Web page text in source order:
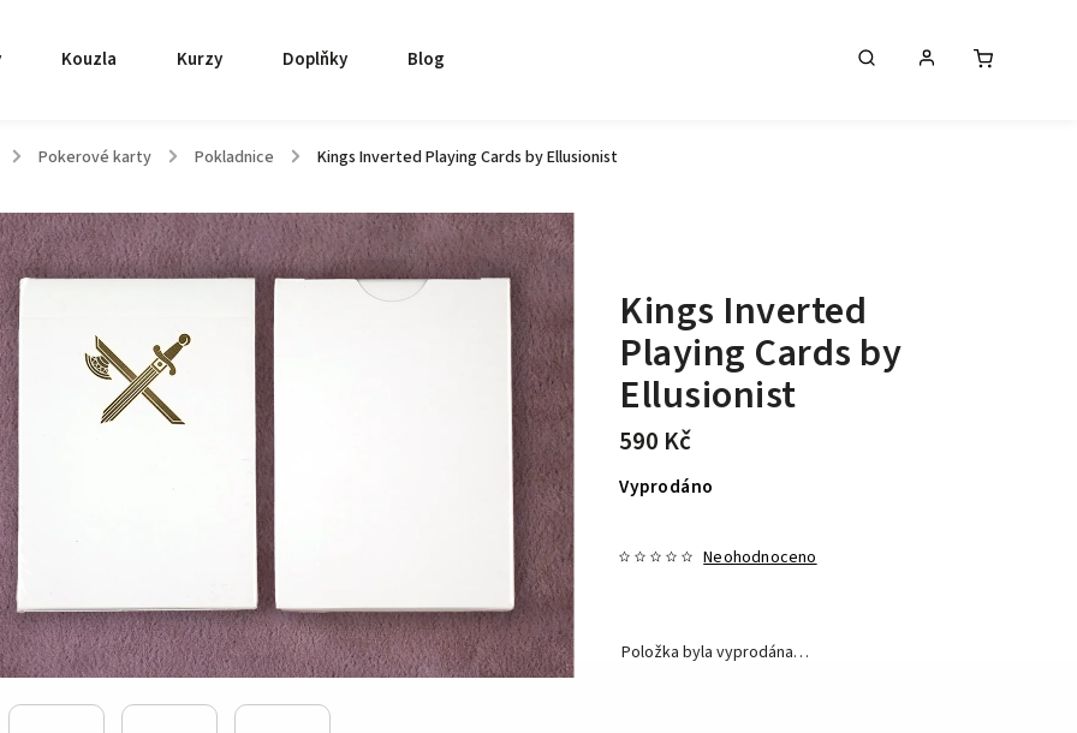
Kouzla Kurzy Doplňky Blog
/ Pokerové karty / Pokladnice / Kings Inverted Playing Cards by Ellusionist
Kings Inverted
Playing Cards by
Ellusionist
590 Kč
Vyprodáno
Neohodnoceno
Položka byla vyprodána…